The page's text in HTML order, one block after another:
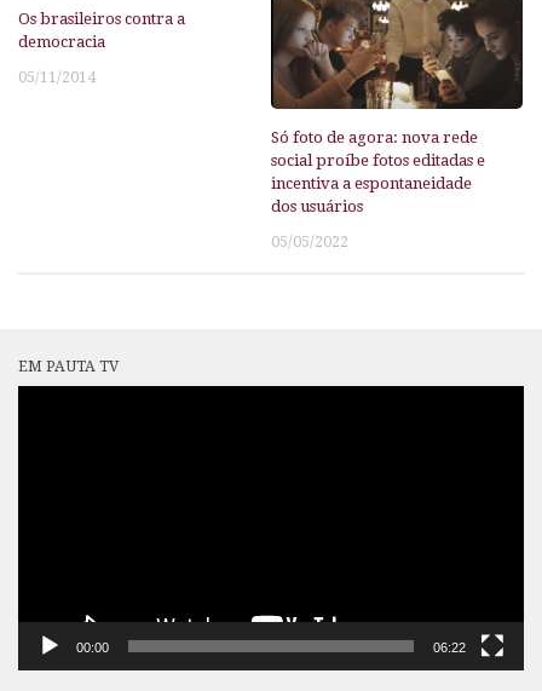
Os brasileiros contra a
democracia
05/11/2014
Só foto de agora: nova rede
social proíbe fotos editadas e
incentiva a espontaneidade
dos usuários
05/05/2022
EM PAUTA TV
00:00 06:22